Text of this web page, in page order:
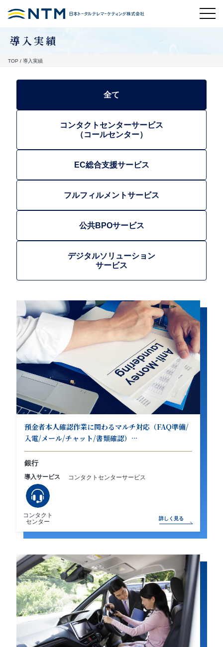
導入実績
TOP / 導入実績
全て
コンタクトセンターサービス
（コールセンター）
EC総合支援サービス
フルフィルメントサービス
公共BPOサービス
デジタルソリューション
サービス
預金者本人確認作業に関わるマルチ対応（FAQ準備/
入電/メール/チャット/書類確認）…
銀行
導入サービス コンタクトセンターサービス
コンタクト
センター
詳しく見る